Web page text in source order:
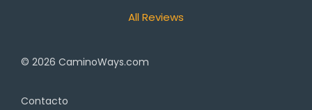
All Reviews
© 2026 CaminoWays.com
Contacto